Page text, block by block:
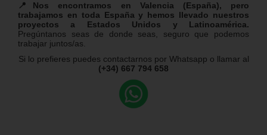
📍Nos encontramos en Valencia (España), pero
trabajamos en toda España y hemos llevado nuestros
proyectos a Estados Unidos y Latinoamérica.
Pregúntanos seas de donde seas, seguro que podemos
trabajar juntos/as.
Si lo prefieres puedes contactarnos por Whatsapp o llamar al
(+34) 667 794 658